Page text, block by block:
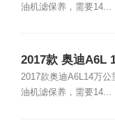
油机滤保养，需要14...
2017款 奥迪A6L
少钱
2017款奥迪A6L14万
油机滤保养，需要14...